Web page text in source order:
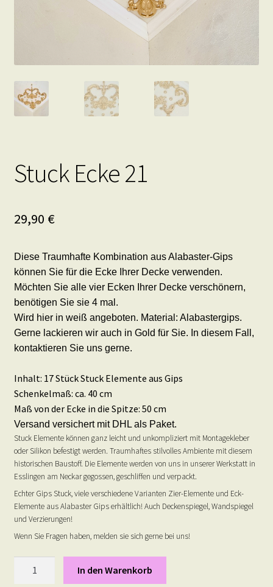
Stuck Ecke 21
29,90 €
Diese Traumhafte Kombination aus Alabaster-Gips
können Sie für die Ecke Ihrer Decke verwenden.
Möchten Sie alle vier Ecken Ihrer Decke verschönern,
benötigen Sie sie 4 mal.
Wird hier in weiß angeboten. Material: Alabastergips.
Gerne lackieren wir auch in Gold für Sie. In diesem Fall,
kontaktieren Sie uns gerne.
Inhalt: 17 Stück Stuck Elemente aus Gips
Schenkelmaß: ca. 40 cm
Maß von der Ecke in die Spitze: 50 cm
Versand versichert mit DHL als Paket.
Stuck Elemente können ganz leicht und unkompliziert mit Montagekleber
oder Silikon befestigt werden. Traumhaftes stilvolles Ambiente mit diesem
historischen Baustoff. Die Elemente werden von uns in unserer Werkstatt in
Esslingen am Neckar gegossen, geschliffen und verpackt.
Echter Gips Stuck, viele verschiedene Varianten Zier-Elemente und Eck-
Elemente aus Alabaster Gips erhältlich! Auch Deckenspiegel, Wandspiegel
und Verzierungen!
Wenn Sie Fragen haben, melden sie sich gerne bei uns!
In den Warenkorb